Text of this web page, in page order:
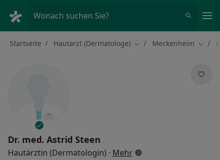
Wonach suchen Sie?
Startseite Hautarzt (Dermatologe) Stadt ändern
Meckenheim Stadt
Dr. med. Astrid Steen
Hautärztin (Dermatologin) · Mehrüber Spezialisierungen